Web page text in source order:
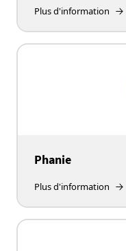
Plus d'information
Phanie
Plus d'information